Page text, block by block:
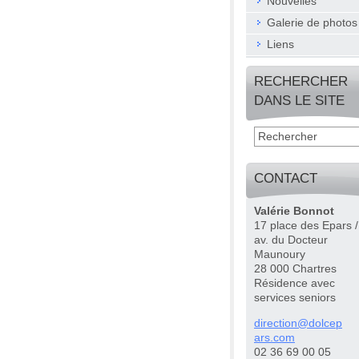
Galerie de photos
Liens
RECHERCHER
DANS LE SITE
CONTACT
Valérie Bonnot
17 place des Epars
av. du Docteur
Maunoury
28 000 Chartres
Résidence avec
services seniors
direction@dolcep
ars.com
02 36 69 00 05